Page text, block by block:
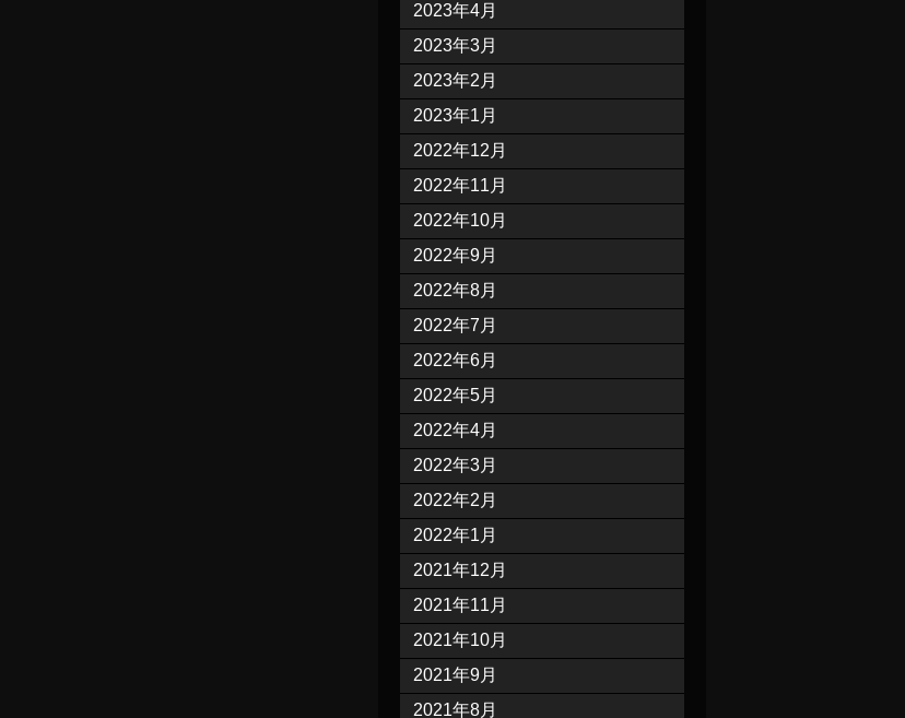
2023年4月
2023年3月
2023年2月
2023年1月
2022年12月
2022年11月
2022年10月
2022年9月
2022年8月
2022年7月
2022年6月
2022年5月
2022年4月
2022年3月
2022年2月
2022年1月
2021年12月
2021年11月
2021年10月
2021年9月
2021年8月